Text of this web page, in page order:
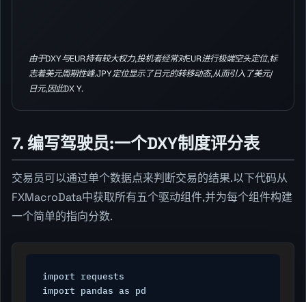
由于DXY与EUR持有较大权力,投机者经常对EUR进行极端空头定位,标
志着美元周期性峰.JPY定位显示了日元的转移动态,从而引入了美元/
日元,因此DX Y.
7. 编写驾驶员:一个DXY制度评分表
交易员可以通过单个数据点来判断交易的结果.以下代码从
FXMacroData中获取所有五个驱动组件,并为每个组件构建
一个简单的指向分数.
import requests
import pandas as pd